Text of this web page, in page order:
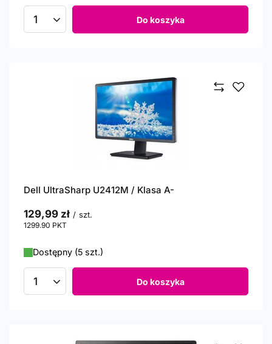
Ilość produktów Do koszyka
Dell UltraSharp U2412M / Klasa A-
129,99 zł / szt.
1299.90 PKT
Dostępny (5 szt.)
Ilość produktów Do koszyka